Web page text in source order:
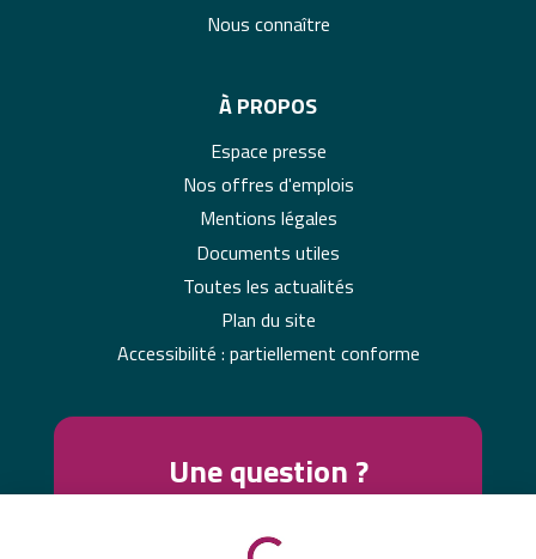
Nous connaître
À PROPOS
Espace presse
Nos offres d'emplois
Mentions légales
Documents utiles
Toutes les actualités
Plan du site
Accessibilité : partiellement conforme
Une question ?
Contactez-nous !
Nous vous proposons plusieurs moyens de